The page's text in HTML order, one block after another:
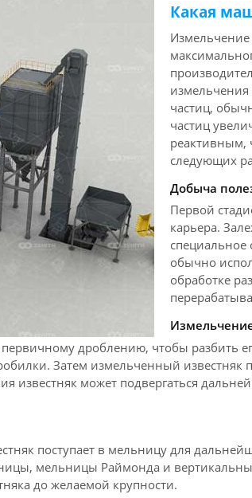
Какая
частиц,
частиц
реактивным,
следующих
Добыча
Первой
карьера.
обычно
обработке
дроблению, чтобы разбить
Затем измельченный известняк
известняк может подвергаться
поступает в мельницу для
мельницы Раймонда и
до желаемой крупности.